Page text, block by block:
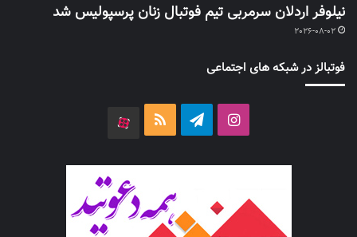
نیلوفر اردلان سرمربی تیم فوتبال زنان پرسپولیس شد
2026-08-02
فوتبالز در شبکه های اجتماعی
اینستاگرامتلگرام خوراک